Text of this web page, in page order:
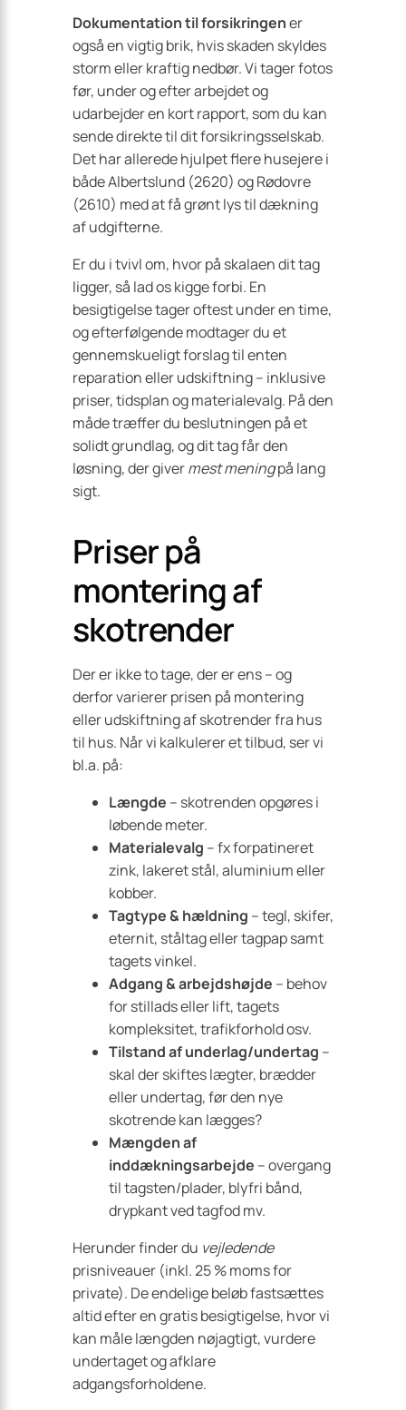
Dokumentation til forsikringener
også en vigtig brik, hvis skaden skyldes
storm eller kraftig nedbør. Vi tager fotos
før, under og efter arbejdet og
udarbejder en kort rapport, som du kan
sende direkte til dit forsikringsselskab.
Det har allerede hjulpet flere husejere i
både Albertslund (2620) og Rødovre
(2610) med at få grønt lys til dækning
af udgifterne.
Er du i tvivl om, hvor på skalaen dit tag
ligger, så lad os kigge forbi. En
besigtigelse tager oftest under en time,
og efterfølgende modtager du et
gennemskueligt forslag til enten
reparation eller udskiftning – inklusive
priser, tidsplan og materialevalg. På den
måde træffer du beslutningen på et
solidt grundlag, og dit tag får den
løsning, der givermest meningpå lang
sigt.
Priser på
montering af
skotrender
Der er ikke to tage, der er ens – og
derfor varierer prisen på montering
eller udskiftning af skotrender fra hus
til hus. Når vi kalkulerer et tilbud, ser vi
bl.a. på:
Længde – skotrenden opgøres i
løbende meter.
Materialevalg – fx forpatineret
zink, lakeret stål, aluminium eller
kobber.
Tagtype & hældning – tegl, skifer,
eternit, ståltag eller tagpap samt
tagets vinkel.
Adgang & arbejdshøjde – behov
for stillads eller lift, tagets
kompleksitet, trafikforhold osv.
Tilstand af underlag/undertag –
skal der skiftes lægter, brædder
eller undertag, før den nye
skotrende kan lægges?
Mængden af
inddækningsarbejde – overgang
til tagsten/plader, blyfri bånd,
drypkant ved tagfod mv.
Herunder finder du vejledende
prisniveauer (inkl. 25 % moms for
private). De endelige beløb fastsættes
altid efter en gratis besigtigelse, hvor vi
kan måle længden nøjagtigt, vurdere
undertaget og afklare
adgangsforholdene.